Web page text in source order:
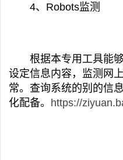
4、Robots监测
根据本专用工具能够
设定信息内容，监测网
常。查询系统的别的信
化配备。 https://